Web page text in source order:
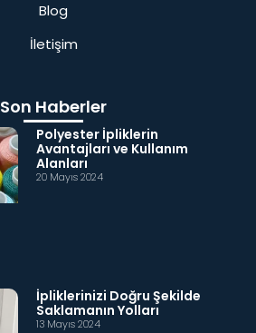
Blog
İletişim
Son Haberler
Polyester İpliklerin
Avantajları ve Kullanım
Alanları
20 Mayıs 2024
İpliklerinizi Doğru Şekilde
Saklamanın Yolları
13 Mayıs 2024